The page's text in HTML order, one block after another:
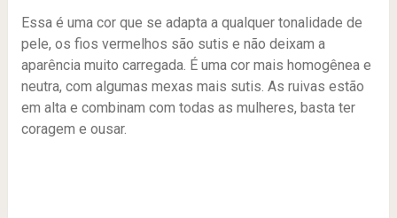
Essa é uma cor que se adapta a qualquer tonalidade de
pele, os fios vermelhos são sutis e não deixam a
aparência muito carregada. É uma cor mais homogênea e
neutra, com algumas mexas mais sutis. As ruivas estão
em alta e combinam com todas as mulheres, basta ter
coragem e ousar.